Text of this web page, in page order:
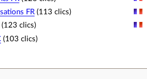
FR(113 clics)
(123 clics)
(103 clics)